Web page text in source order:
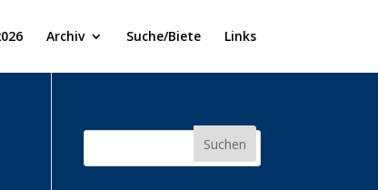
Archiv Suche/Biete Links